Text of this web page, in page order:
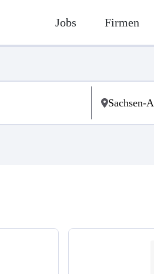
Jobs Firmen